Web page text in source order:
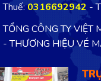
Thuế:0316692942 -
TỔNG CÔNG TY VIỆT
- THƯƠNG HIỆU VÉ